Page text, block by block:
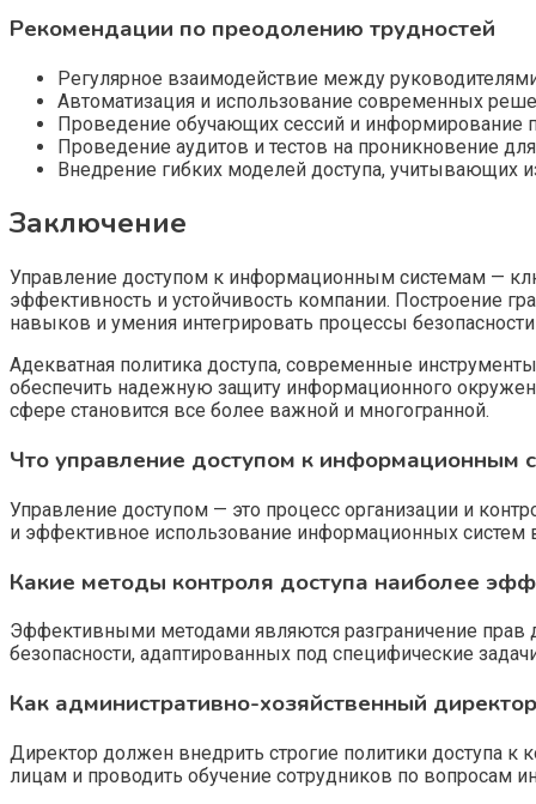
Рекомендации по преодолению трудностей
Регулярное взаимодействие между
Автоматизация и использование современных
Проведение обучающих сессий и информирование
Проведение аудитов и тестов на проникновение
Внедрение гибких моделей доступа, учитывающих
Заключение
Управление доступом к информационным системам —
эффективность и устойчивость компании. Построение
навыков и умения интегрировать процессы
Адекватная политика доступа, современные
обеспечить надежную защиту информационного
сфере становится все более важной и многогранной.
Что управление доступом к информационным
Управление доступом — это процесс организации и
и эффективное использование информационных систем
Какие методы контроля доступа наиболее
Эффективными методами являются разграничение прав
безопасности, адаптированных под специфические
Как административно-хозяйственный
Директор должен внедрить строгие политики доступа
лицам и проводить обучение сотрудников по вопросам